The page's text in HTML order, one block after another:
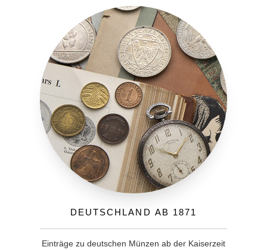
Deutschland ab 1871
Einträge zu deutschen Münzen ab der Kaiserzeit